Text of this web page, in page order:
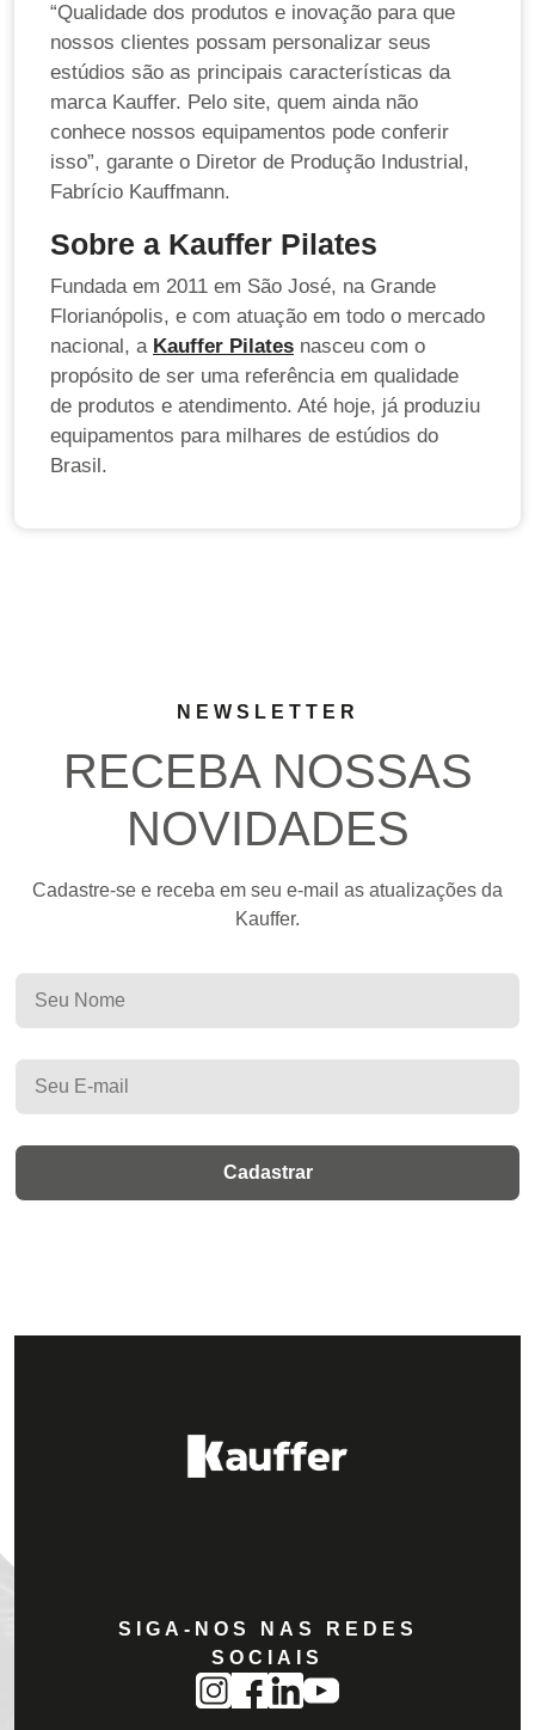
“Qualidade dos produtos e inovação para que
nossos clientes possam personalizar seus
estúdios são as principais características da
marca Kauffer. Pelo site, quem ainda não
conhece nossos equipamentos pode conferir
isso”, garante o Diretor de Produção Industrial,
Fabrício Kauffmann.
Sobre a Kauffer Pilates
Fundada em 2011 em São José, na Grande
Florianópolis, e com atuação em todo o mercado
nacional, a Kauffer Pilates nasceu com o
propósito de ser uma referência em qualidade
de produtos e atendimento. Até hoje, já produziu
equipamentos para milhares de estúdios do
Brasil.
NEWSLETTER
RECEBA NOSSAS
NOVIDADES
Cadastre-se e receba em seu e-mail as atualizações da
Kauffer.
SIGA-NOS NAS REDES
SOCIAIS